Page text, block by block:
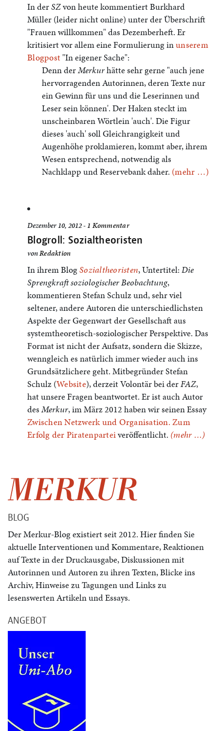
In derSZvon heute kommentiert Burkhard
Müller (leider nicht online) unter der Überschrift
"Frauen willkommen" das Dezemberheft. Er
kritisiert vor allem eine Formulierung inunserem
Blogpost"In eigener Sache":
Denn derMerkurhätte sehr gerne "auch jene
hervorragenden Autorinnen, deren Texte nur
ein Gewinn für uns und die Leserinnen und
Leser sein können'. Der Haken steckt im
unscheinbaren Wörtlein 'auch'. Die Figur
dieses 'auch' soll Gleichrangigkeit und
Augenhöhe proklamieren, kommt aber, ihrem
Wesen entsprechend, notwendig als
Nachklapp und Reservebank daher. (mehr …)
Dezember 10, 2012 - 1 Kommentar
Blogroll: Sozialtheoristen
vonRedaktion
In ihrem BlogSozialtheoristen, Untertitel: Die
Sprengkraft soziologischer Beobachtung,
kommentieren Stefan Schulz und, sehr viel
seltener, andere Autoren die unterschiedlichsten
Aspekte der Gegenwart der Gesellschaft aus
systemtheoretisch-soziologischer Perspektive. Das
Format ist nicht der Aufsatz, sondern die Skizze,
wenngleich es natürlich immer wieder auch ins
Grundsätzlichere geht. Mitbegründer Stefan
Schulz (Website), derzeit Volontär bei derFAZ,
hat unsere Fragen beantwortet. Er ist auch Autor
des Merkur, im März 2012 haben wir seinen Essay
Zwischen Netzwerk und Organisation. Zum
Erfolg der Piratenparteiveröffentlicht. (mehr …)
BLOG
Der Merkur-Blog existiert seit 2012. Hier finden Sie
aktuelle Interventionen und Kommentare, Reaktionen
auf Texte in der Druckausgabe, Diskussionen mit
Autorinnen und Autoren zu ihren Texten, Blicke ins
Archiv, Hinweise zu Tagungen und Links zu
lesenswerten Artikeln und Essays.
ANGEBOT